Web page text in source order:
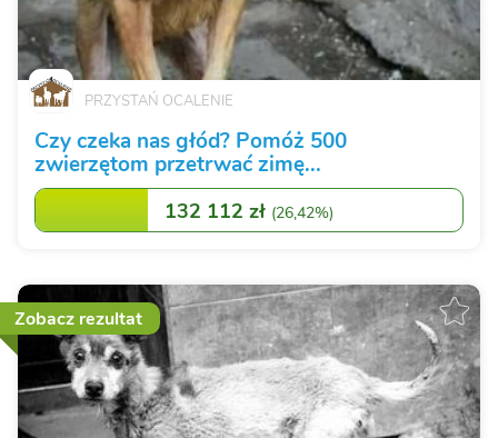
PRZYSTAŃ OCALENIE
Czy czeka nas głód? Pomóż 500
zwierzętom przetrwać zimę...
132 112 zł (26,42%)
Zobacz rezultat